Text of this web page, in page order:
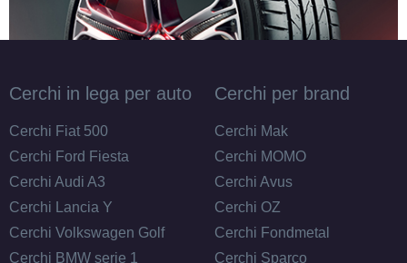
Cerchi in lega per auto
Cerchi Fiat 500
Cerchi Ford Fiesta
Cerchi Audi A3
Cerchi Lancia Y
Cerchi Volkswagen Golf
Cerchi BMW serie 1
Cerchi per brand
Cerchi Mak
Cerchi MOMO
Cerchi Avus
Cerchi OZ
Cerchi Fondmetal
Cerchi Sparco